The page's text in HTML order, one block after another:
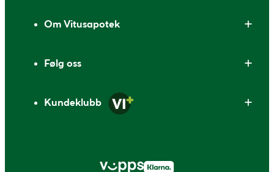
Om Vitusapotek
Følg oss
Kundeklubb